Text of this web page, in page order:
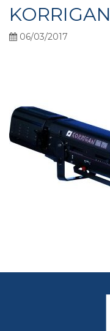
KORRIGAN
06/03/2017